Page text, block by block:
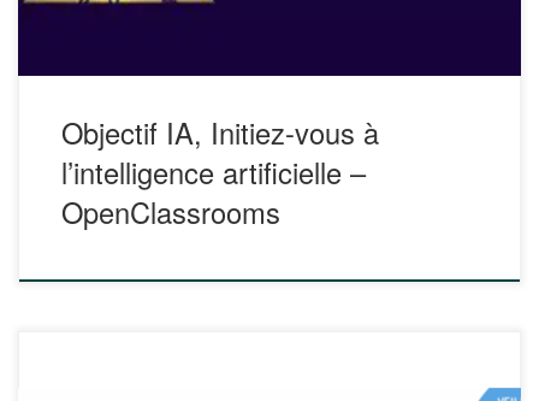
Objectif IA, Initiez-vous à
l’intelligence artificielle –
OpenClassrooms